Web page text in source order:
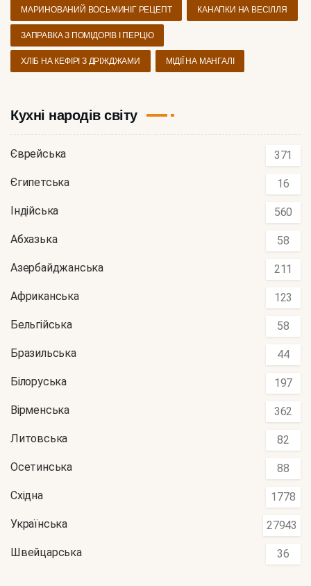
МАРИНОВАНИЙ ВОСЬМИНІГ РЕЦЕПТ КАНАПКИ НА ВЕСІЛЛЯ
ЗАПРАВКА З ПОМІДОРІВ І ПЕРЦЮ
ХЛІБ НА КЕФІРІ З ДРІЖДЖАМИ МІДІЇ НА МАНГАЛІ
Кухні народів світу
Єврейська 371
Єгипетська 16
Індійська 560
Абхазька 58
Азербайджанська 211
Африканська 123
Бельгійська 58
Бразильська 44
Білоруська 197
Вірменська 362
Литовська 82
Осетинська 88
Східна 1778
Українська 27943
Швейцарська 36